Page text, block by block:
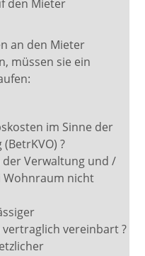
den Mieter
an den Mieter
müssen sie ein
im Sinne der
?
Verwaltung und /
Wohnraum nicht
vereinbart ?